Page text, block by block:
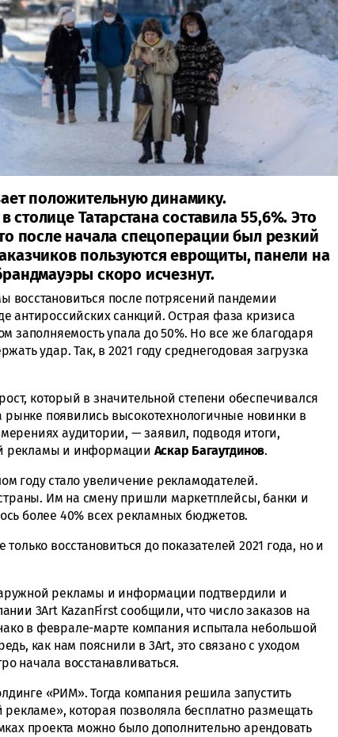
положительную динамику.
Татарстана составила 55,6%. Это
после начала спецоперации был резкий
пользуются еврощиты, панели на
скоро исчезнут.
после потрясений пандемии
антироссийских санкций. Острая фаза кризиса
заполняемость упала до 50%. Но все же благодаря
удар. Так, в 2021 году среднегодовая загрузка
который в значительной степени обеспечивался
появились высокотехнологичные новинки в
аудитории, — заявил, подводя итоги,
рекламы и информации Аскар Багаутдинов.
году стало увеличение рекламодателей.
Им на смену пришли маркетплейсы, банки и
более 40% всех рекламных бюджетов.
восстановиться до показателей 2021 года, но и
рекламы и информации подтвердили и
3Art KazanFirst сообщили, что число заказов на
в феврале-марте компания испытала небольшой
как нам пояснили в 3Art, это связано с уходом
начала восстанавливаться.
«РИМ». Тогда компания решила запустить
которая позволяла бесплатно размещать
проекта можно было дополнительно арендовать